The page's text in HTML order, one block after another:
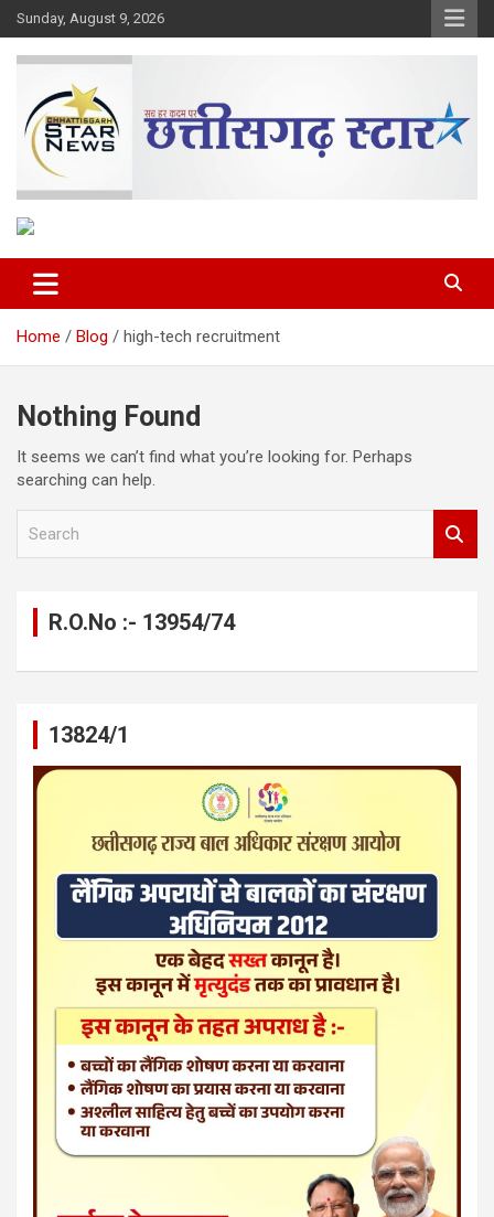
Skip
to
content
Sunday, August 9, 2026
Chhattisgarh Star
Home Blog high-tech recruitment
Nothing Found
It seems we can’t find what you’re looking for. Perhaps
searching can help.
R.O.No :- 13954/74
13824/1